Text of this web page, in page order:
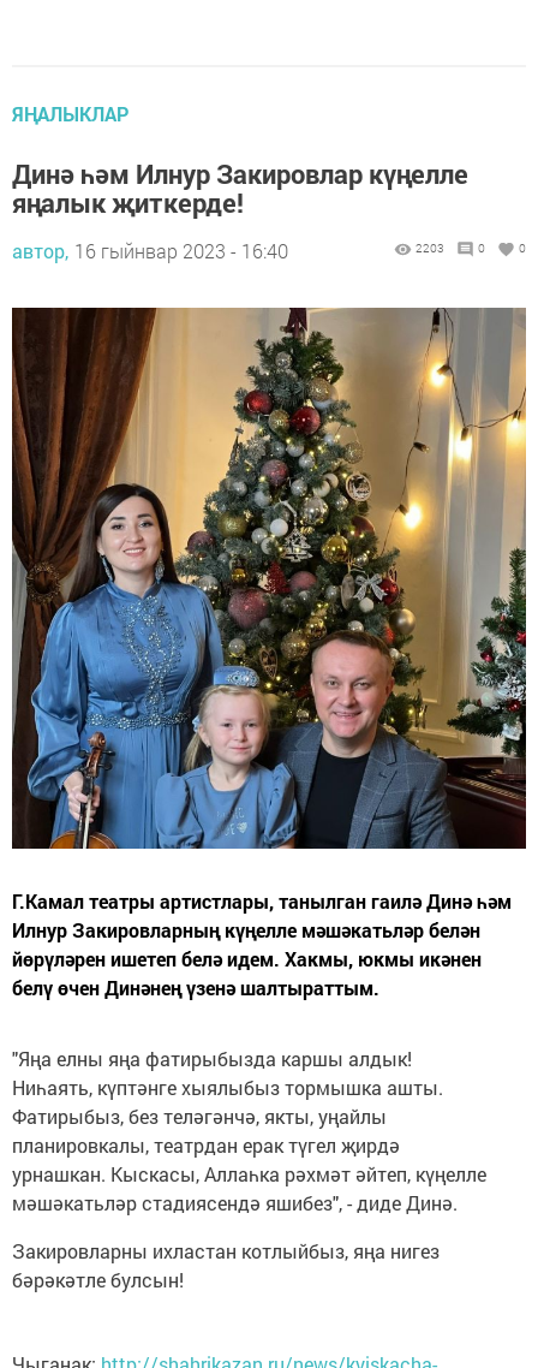
ЯҢАЛЫКЛАР
Динә һәм Илнур Закировлар күңелле
яңалык җиткерде!
автор, 16 гыйнвар 2023 - 16:40 2203 0 0
Г.Камал театры артистлары, танылган гаилә Динә һәм
Илнур Закировларның күңелле мәшәкатьләр белән
йөрүләрен ишетеп белә идем. Хакмы, юкмы икәнен
белү өчен Динәнең үзенә шалтыраттым.
"Яңа елны яңа фатирыбызда каршы алдык!
Ниһаять, күптәнге хыялыбыз тормышка ашты.
Фатирыбыз, без теләгәнчә, якты, уңайлы
планировкалы, театрдан ерак түгел җирдә
урнашкан. Кыскасы, Аллаһка рәхмәт әйтеп, күңелле
мәшәкатьләр стадиясендә яшибез", - диде Динә.
Закировларны ихластан котлыйбыз, яңа нигез
бәрәкәтле булсын!